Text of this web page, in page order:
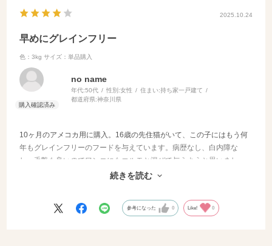
2025.10.24
早めにグレインフリー
色：3kg サイズ：単品購入
no name
年代:50代 性別:女性 住まい:持ち家一戸建て
都道府県:神奈川県
10ヶ月のアメコカ用に購入。16歳の先住猫がいて、この子にはもう何
年もグレインフリーのフードを与えています。病歴なし、白内障な
し、毛艶も良いのでワンコにもエルモと混ぜて与えようと思いまし
た。個体差あるとは思いますが食いつき良いです。効果はまだ分から
続きを読む
参考になった 0 Like! 0